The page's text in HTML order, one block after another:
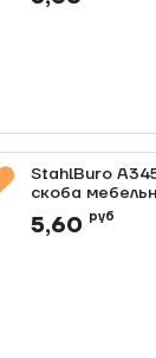
StahlBuro
скоба
Артикул:
5,60 руб